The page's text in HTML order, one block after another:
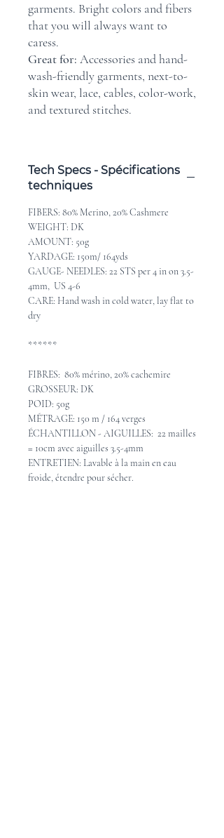
garments. Bright colors and fibers
that you will always want to
caress.
Great for: Accessories and hand-
wash-friendly garments, next-to-
skin wear, lace, cables, color-work,
and textured stitches.
Tech Specs - Spécifications
techniques
FIBERS: 80% Merino, 20% Cashmere
WEIGHT: DK
AMOUNT: 50g
YARDAGE: 150m/ 164yds
GAUGE- NEEDLES: 22 STS per 4 in on 3.5-
4mm, US 4-6
CARE: Hand wash in cold water, lay flat to
dry
******
FIBRES: 80% mérino, 20% cachemire
GROSSEUR: DK
POID: 50g
MÉTRAGE: 150 m / 164 verges
ÉCHANTILLON - AIGUILLES: 22 mailles
= 10cm avec aiguilles 3.5-4mm
ENTRETIEN: Lavable à la main en eau
froide, étendre pour sécher.